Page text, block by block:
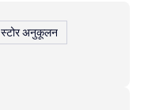
स्टोर अनुकूलन